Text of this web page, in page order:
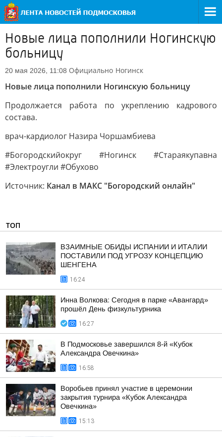
Новые лица пополнили Ногинскую
больницу
20 мая 2026, 11:08 Официально Ногинск
Новые лица пополнили Ногинскую больницу
Продолжается работа по укреплению кадрового
состава.
врач-кардиолог Назира Чоршамбиева
#Богородскийокруг #Ногинск #Стараякупавна
#Электроугли #Обухово
Источник: Канал в МАКС "Богородский онлайн"
ТОП
ВЗАИМНЫЕ ОБИДЫ ИСПАНИИ И ИТАЛИИ
ПОСТАВИЛИ ПОД УГРОЗУ КОНЦЕПЦИЮ
ШЕНГЕНА
16:24
Инна Волкова: Сегодня в парке «Авангард»
прошёл День физкультурника
16:27
В Подмосковье завершился 8-й «Кубок
Александра Овечкина»
16:58
Воробьев принял участие в церемонии
закрытия турнира «Кубок Александра
Овечкина»
15:13